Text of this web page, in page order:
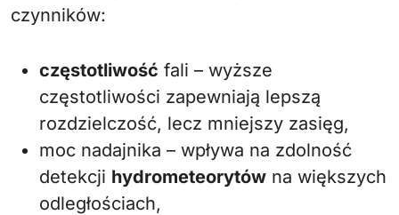
czynników:
częstotliwość fali – wyższe
częstotliwości zapewniają lepszą
rozdzielczość, lecz mniejszy zasięg,
moc nadajnika – wpływa na zdolność
detekcji hydrometeorytów na większych
odległościach,